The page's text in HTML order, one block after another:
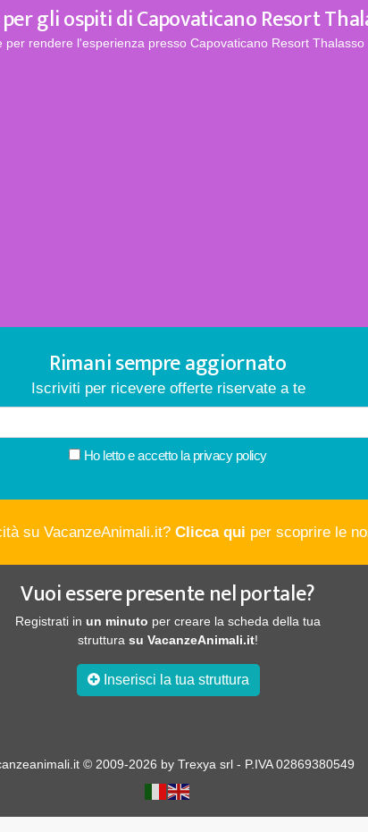
gli ospiti di Capovaticano Resort
per rendere l'esperienza presso Capovaticano Resort Thalasso
Rimani sempre aggiornato
Iscriviti per ricevere offerte riservate a te
Ho letto e accetto la privacy policy
su VacanzeAnimali.it? Clicca qui per scoprire le
Vuoi essere presente nel portale?
Registrati in un minuto per creare la scheda della tua
struttura su VacanzeAnimali.it!
Inserisci la tua struttura
© 2009-2026 by Trexya srl - P.IVA 02869380549